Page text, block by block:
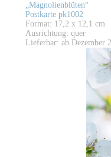
„Magnolienblüten“
Postkarte pk1002
Format: 17,2 x 12,1 cm
Ausrichtung: quer
Lieferbar: ab Dezember